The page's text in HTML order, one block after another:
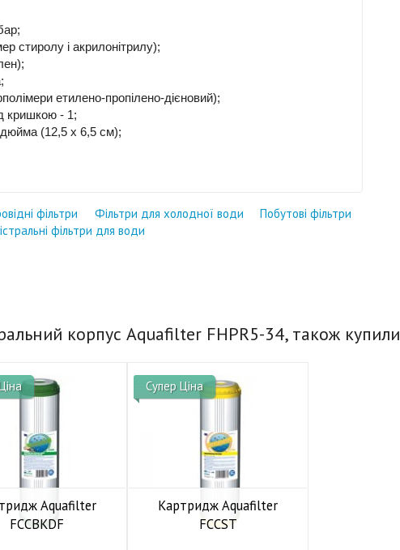
стиролу і акрилонітрилу);
етилено-пропілено-дієновий);
кришкою - 1;
(12,5 x 6,5 см);
фільтри Фільтри для холодної води
Побутові фільтри
фільтри для води
корпус Aquafilter FHPR5-34, також купили
Aquafilter
FCCBKDF
Супер Ціна
Картридж Aquafilter
FCCST